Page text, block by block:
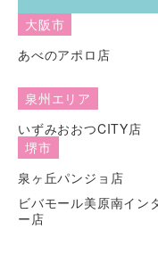
大阪市
あべのアポロ店
泉州エリア
いずみおおつCITY店
堺市
泉ヶ丘パンジョ店
ビバモール美原南イン
ー店